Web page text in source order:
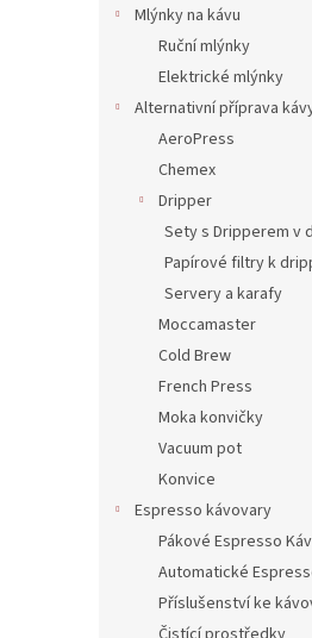
Mlýnky na kávu
Ruční mlýnky
Elektrické mlýnky
Alternativní příprava
AeroPress
Chemex
Dripper
Sety s Dripperem v
Papírové filtry k
Servery a karafy
Moccamaster
Cold Brew
French Press
Moka konvičky
Vacuum pot
Konvice
Espresso kávovary
Pákové Espresso
Automatické
Příslušenství ke